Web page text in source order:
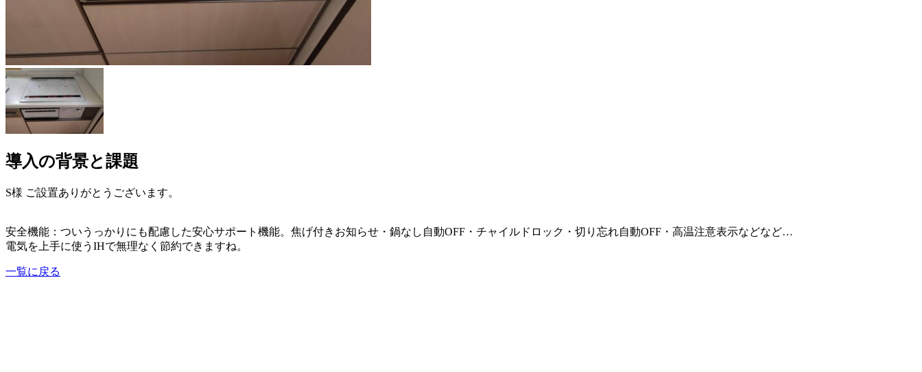
導入の背景と課題
S様 ご設置ありがとうございます。
安全機能：ついうっかりにも配慮した安心サポート機能。焦げ付きお知らせ・鍋なし自動OFF・チャイルドロック・切り忘れ自動OFF・高温注意表示などなど…
電気を上手に使うIHで無理なく節約できますね。
一覧に戻る